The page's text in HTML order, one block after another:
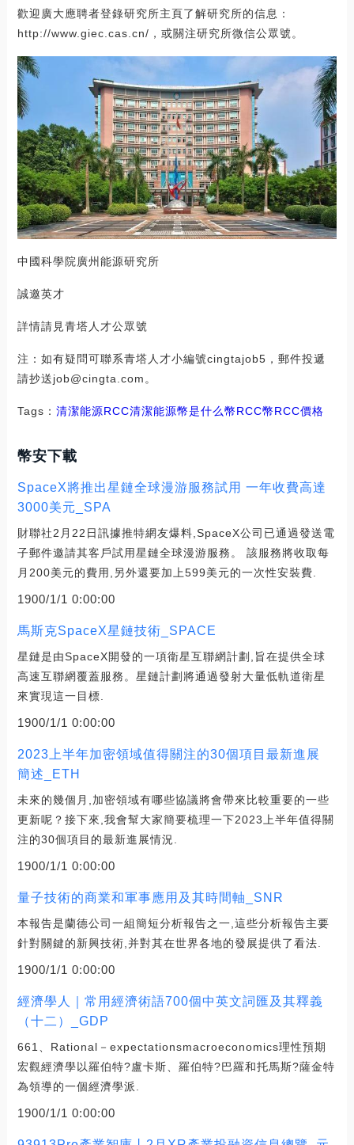
歡迎廣大應聘者登錄研究所主頁了解研究所的信息：
http://www.giec.cas.cn/，或關注研究所微信公眾號。
中國科學院廣州能源研究所
誠邀英才
詳情請見青塔人才公眾號
注：如有疑問可聯系青塔人才小編號cingtajob5，郵件投遞
請抄送job@cingta.com。
Tags： 清潔能源RCC清潔能源幣是什么幣RCC幣RCC價格
幣安下載
SpaceX將推出星鏈全球漫游服務試用 一年收費高達
3000美元_SPA
財聯社2月22日訊據推特網友爆料,SpaceX公司已通過發送電
子郵件邀請其客戶試用星鏈全球漫游服務。 該服務將收取每
月200美元的費用,另外還要加上599美元的一次性安裝費.
1900/1/1 0:00:00
馬斯克SpaceX星鏈技術_SPACE
星鏈是由SpaceX開發的一項衛星互聯網計劃,旨在提供全球
高速互聯網覆蓋服務。星鏈計劃將通過發射大量低軌道衛星
來實現這一目標.
1900/1/1 0:00:00
2023上半年加密領域值得關注的30個項目最新進展
簡述_ETH
未來的幾個月,加密領域有哪些協議將會帶來比較重要的一些
更新呢？接下來,我會幫大家簡要梳理一下2023上半年值得關
注的30個項目的最新進展情況.
1900/1/1 0:00:00
量子技術的商業和軍事應用及其時間軸_SNR
本報告是蘭德公司一組簡短分析報告之一,這些分析報告主要
針對關鍵的新興技術,并對其在世界各地的發展提供了看法.
1900/1/1 0:00:00
經濟學人｜常用經濟術語700個中英文詞匯及其釋義
（十二）_GDP
661、Rational－expectationsmacroeconomics理性預期
宏觀經濟學以羅伯特?盧卡斯、羅伯特?巴羅和托馬斯?薩金特
為領導的一個經濟學派.
1900/1/1 0:00:00